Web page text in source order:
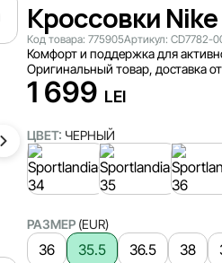
Кроссовки Nike
Код товара: 775905Артикул: CD7782-
Комфорт и поддержка для
Оригинальный товар, доставка от
1 699 LEI
ЦВЕТ: ЧЕРНЫЙ
РАЗМЕР (EUR)
36 35.5 36.5 38